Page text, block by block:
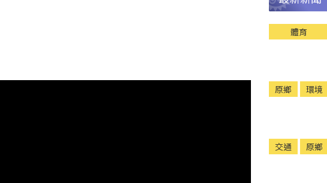
體育
原鄉 環境
交通 原鄉